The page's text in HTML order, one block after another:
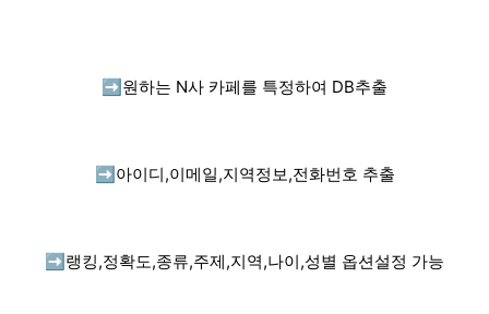
➡️ 원하는 N사 카페를 특정하여 DB추출
➡️ 아이디,이메일,지역정보,전화번호 추출
➡️ 랭킹,정확도,종류,주제,지역,나이,성별 옵션설정 가능